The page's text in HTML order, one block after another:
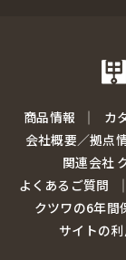
商品情報 カ
会社概要／拠点
関連会社
よくあるご質問
クツワの6年間
サイトの